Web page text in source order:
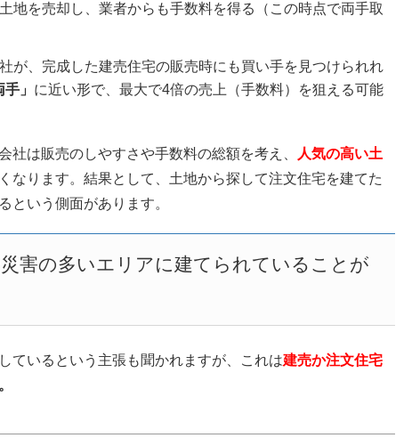
地を売却し、業者からも手数料を得る（この時点で両手取
が、完成した建売住宅の販売時にも買い手を見つけられれ
」 に近い形で、最大で4倍の売上（手数料）を狙える可能
社は販売のしやすさや手数料の総額を考え、
人気の高い土
なります。結果として、土地から探して注文住宅を建てた
という側面があります。
害の多いエリアに建てられていることが
ているという主張も聞かれますが、これは建売か注文住宅
。